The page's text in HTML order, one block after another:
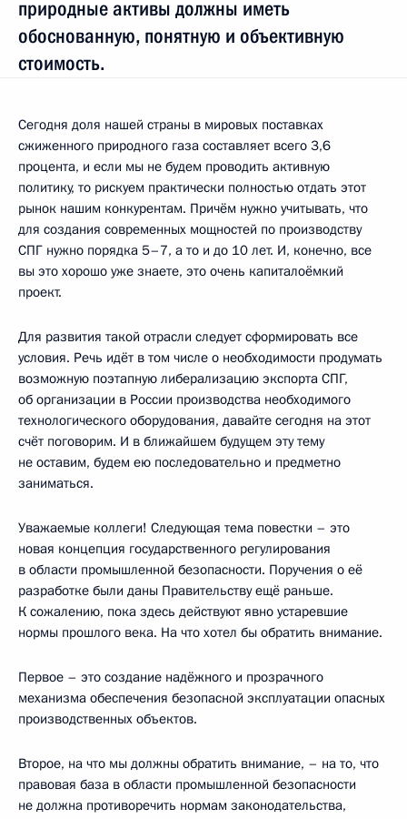
природные активы должны иметь
обоснованную, понятную и объективную
стоимость.
Сегодня доля нашей страны в мировых поставках
сжиженного природного газа составляет всего 3,6
процента, и если мы не будем проводить активную
политику, то рискуем практически полностью отдать этот
рынок нашим конкурентам. Причём нужно учитывать, что
для создания современных мощностей по производству
СПГ нужно порядка 5–7, а то и до 10 лет. И, конечно, все
вы это хорошо уже знаете, это очень капиталоёмкий
проект.
Для развития такой отрасли следует сформировать все
условия. Речь идёт в том числе о необходимости продумать
возможную поэтапную либерализацию экспорта СПГ,
об организации в России производства необходимого
технологического оборудования, давайте сегодня на этот
счёт поговорим. И в ближайшем будущем эту тему
не оставим, будем ею последовательно и предметно
заниматься.
Уважаемые коллеги! Следующая тема повестки – это
новая концепция государственного регулирования
в области промышленной безопасности. Поручения о её
разработке были даны Правительству ещё раньше.
К сожалению, пока здесь действуют явно устаревшие
нормы прошлого века. На что хотел бы обратить внимание.
Первое – это создание надёжного и прозрачного
механизма обеспечения безопасной эксплуатации опасных
производственных объектов.
Второе, на что мы должны обратить внимание, – на то, что
правовая база в области промышленной безопасности
не должна противоречить нормам законодательства,